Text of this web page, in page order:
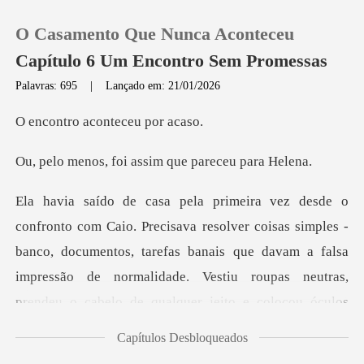
Loja
Sair
O Casamento Que Nunca Aconteceu
Capítulo 6 Um Encontro Sem Promessas
Palavras: 695 |Lançado em: 21/01/2026
aconteceu
foi assim que pa
coisas simples -
banco, documentos, tarefas banais que davam a falsa
impressão de norma
Capítulos Desbloqueados